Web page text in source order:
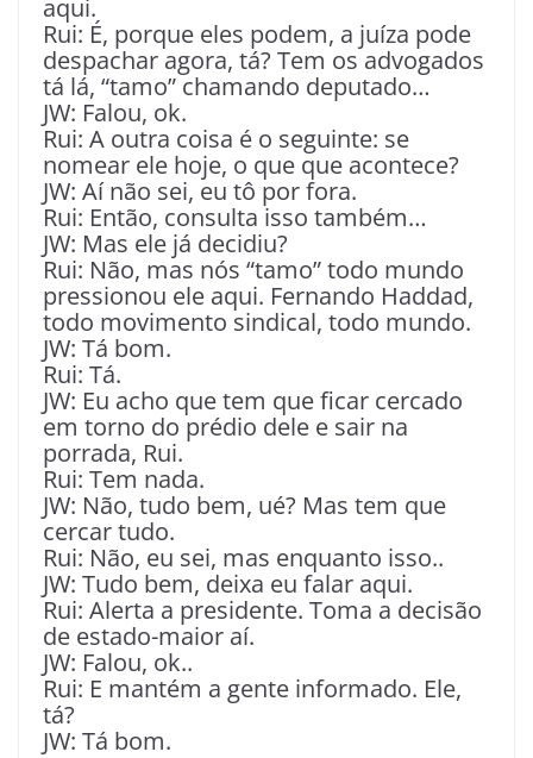
aqui.
Rui: É, porque eles podem, a juíza pode
despachar agora, tá? Tem os advogados
tá lá, “tamo” chamando deputado…
JW: Falou, ok.
Rui: A outra coisa é o seguinte: se
nomear ele hoje, o que que acontece?
JW: Aí não sei, eu tô por fora.
Rui: Então, consulta isso também…
JW: Mas ele já decidiu?
Rui: Não, mas nós “tamo” todo mundo
pressionou ele aqui. Fernando Haddad,
todo movimento sindical, todo mundo.
JW: Tá bom.
Rui: Tá.
JW: Eu acho que tem que ficar cercado
em torno do prédio dele e sair na
porrada, Rui.
Rui: Tem nada.
JW: Não, tudo bem, ué? Mas tem que
cercar tudo.
Rui: Não, eu sei, mas enquanto isso..
JW: Tudo bem, deixa eu falar aqui.
Rui: Alerta a presidente. Toma a decisão
de estado-maior aí.
JW: Falou, ok..
Rui: E mantém a gente informado. Ele,
tá?
JW: Tá bom.